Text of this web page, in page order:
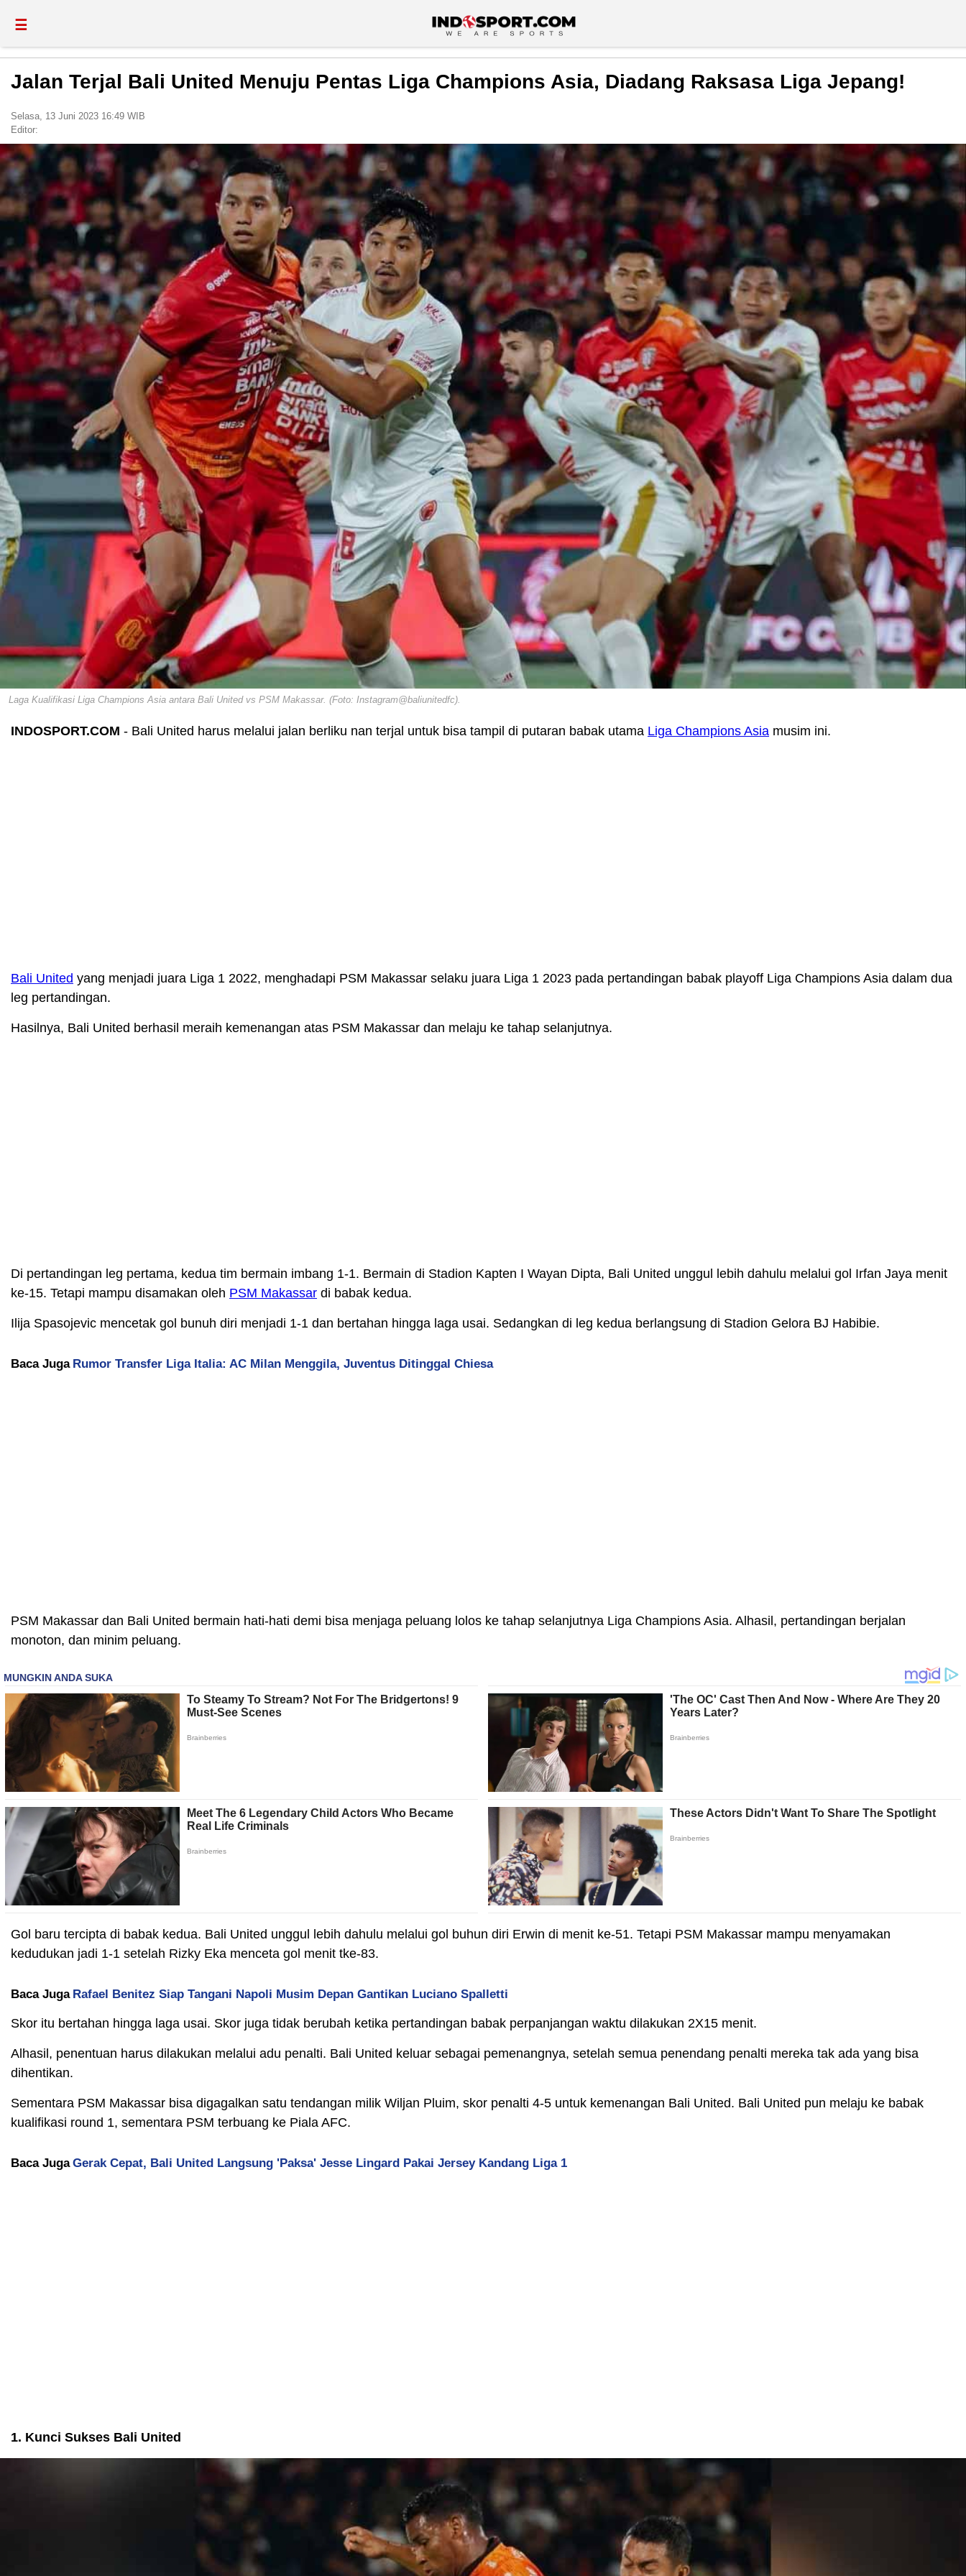
☰
Jalan Terjal Bali United Menuju Pentas Liga Champions Asia, Diadang Raksasa Liga Jepang!
Selasa, 13 Juni 2023 16:49 WIB
Editor:
Laga Kualifikasi Liga Champions Asia antara Bali United vs PSM Makassar. (Foto: Instagram@baliunitedfc).
INDOSPORT.COM - Bali United harus melalui jalan berliku nan terjal untuk bisa tampil di putaran babak utama Liga Champions Asia musim ini.
Bali United yang menjadi juara Liga 1 2022, menghadapi PSM Makassar selaku juara Liga 1 2023 pada pertandingan babak playoff Liga Champions Asia dalam dua
leg pertandingan.
Hasilnya, Bali United berhasil meraih kemenangan atas PSM Makassar dan melaju ke tahap selanjutnya.
Di pertandingan leg pertama, kedua tim bermain imbang 1-1. Bermain di Stadion Kapten I Wayan Dipta, Bali United unggul lebih dahulu melalui gol Irfan Jaya menit
ke-15. Tetapi mampu disamakan oleh PSM Makassar di babak kedua.
Ilija Spasojevic mencetak gol bunuh diri menjadi 1-1 dan bertahan hingga laga usai. Sedangkan di leg kedua berlangsung di Stadion Gelora BJ Habibie.
Baca Juga Rumor Transfer Liga Italia: AC Milan Menggila, Juventus Ditinggal Chiesa
PSM Makassar dan Bali United bermain hati-hati demi bisa menjaga peluang lolos ke tahap selanjutnya Liga Champions Asia. Alhasil, pertandingan berjalan
monoton, dan minim peluang.
Gol baru tercipta di babak kedua. Bali United unggul lebih dahulu melalui gol buhun diri Erwin di menit ke-51. Tetapi PSM Makassar mampu menyamakan
kedudukan jadi 1-1 setelah Rizky Eka menceta gol menit tke-83.
Baca Juga Rafael Benitez Siap Tangani Napoli Musim Depan Gantikan Luciano Spalletti
Skor itu bertahan hingga laga usai. Skor juga tidak berubah ketika pertandingan babak perpanjangan waktu dilakukan 2X15 menit.
Alhasil, penentuan harus dilakukan melalui adu penalti. Bali United keluar sebagai pemenangnya, setelah semua penendang penalti mereka tak ada yang bisa
dihentikan.
Sementara PSM Makassar bisa digagalkan satu tendangan milik Wiljan Pluim, skor penalti 4-5 untuk kemenangan Bali United. Bali United pun melaju ke babak
kualifikasi round 1, sementara PSM terbuang ke Piala AFC.
Baca Juga Gerak Cepat, Bali United Langsung 'Paksa' Jesse Lingard Pakai Jersey Kandang Liga 1
1. Kunci Sukses Bali United